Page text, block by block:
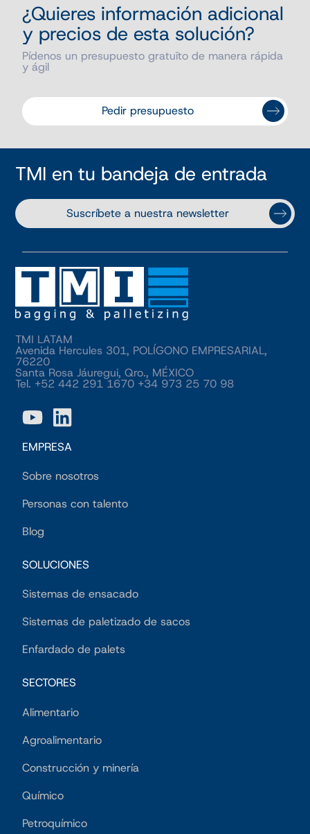
¿Quieres información adicional
y precios de esta solución?
Pídenos un presupuesto gratuïto de manera rápida
y ágil
Pedir presupuesto
TMI en tu bandeja de entrada
Suscríbete a nuestra newsletter
TMI LATAM
Avenida Hercules 301, POLÍGONO EMPRESARIAL,
76220
Santa Rosa Jáuregui, Qro., MÉXICO
Tel. +52 442 291 1670 +34 973 25 70 98
EMPRESA
Sobre nosotros
Personas con talento
Blog
SOLUCIONES
Sistemas de ensacado
Sistemas de paletizado de sacos
Enfardado de palets
SECTORES
Alimentario
Agroalimentario
Construcción y minería
Químico
Petroquímico